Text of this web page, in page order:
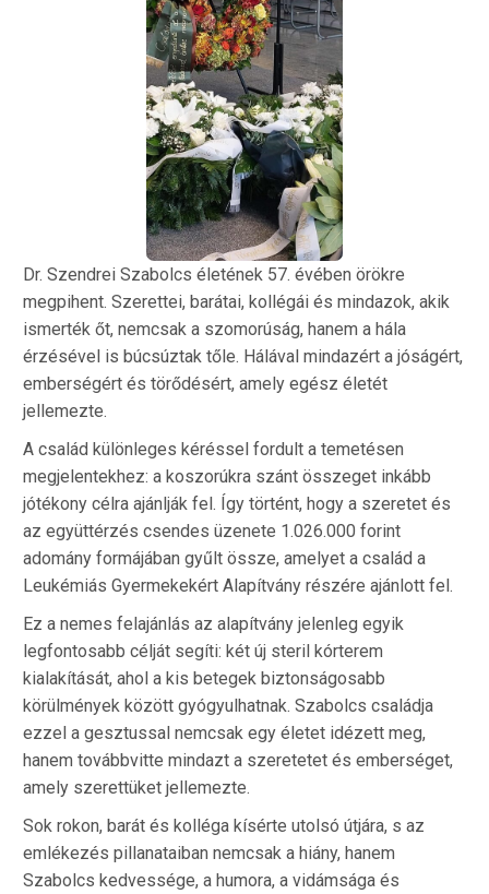
Dr. Szendrei Szabolcs életének 57. évében örökre
megpihent. Szerettei, barátai, kollégái és mindazok, akik
ismerték őt, nemcsak a szomorúság, hanem a hála
érzésével is búcsúztak tőle. Hálával mindazért a jóságért,
emberségért és törődésért, amely egész életét
jellemezte.
A család különleges kéréssel fordult a temetésen
megjelentekhez: a koszorúkra szánt összeget inkább
jótékony célra ajánlják fel. Így történt, hogy a szeretet és
az együttérzés csendes üzenete 1.026.000 forint
adomány formájában gyűlt össze, amelyet a család a
Leukémiás Gyermekekért Alapítvány részére ajánlott fel.
Ez a nemes felajánlás az alapítvány jelenleg egyik
legfontosabb célját segíti: két új steril kórterem
kialakítását, ahol a kis betegek biztonságosabb
körülmények között gyógyulhatnak. Szabolcs családja
ezzel a gesztussal nemcsak egy életet idézett meg,
hanem továbbvitte mindazt a szeretetet és emberséget,
amely szerettüket jellemezte.
Sok rokon, barát és kolléga kísérte utolsó útjára, s az
emlékezés pillanataiban nemcsak a hiány, hanem
Szabolcs kedvessége, a humora, a vidámsága és